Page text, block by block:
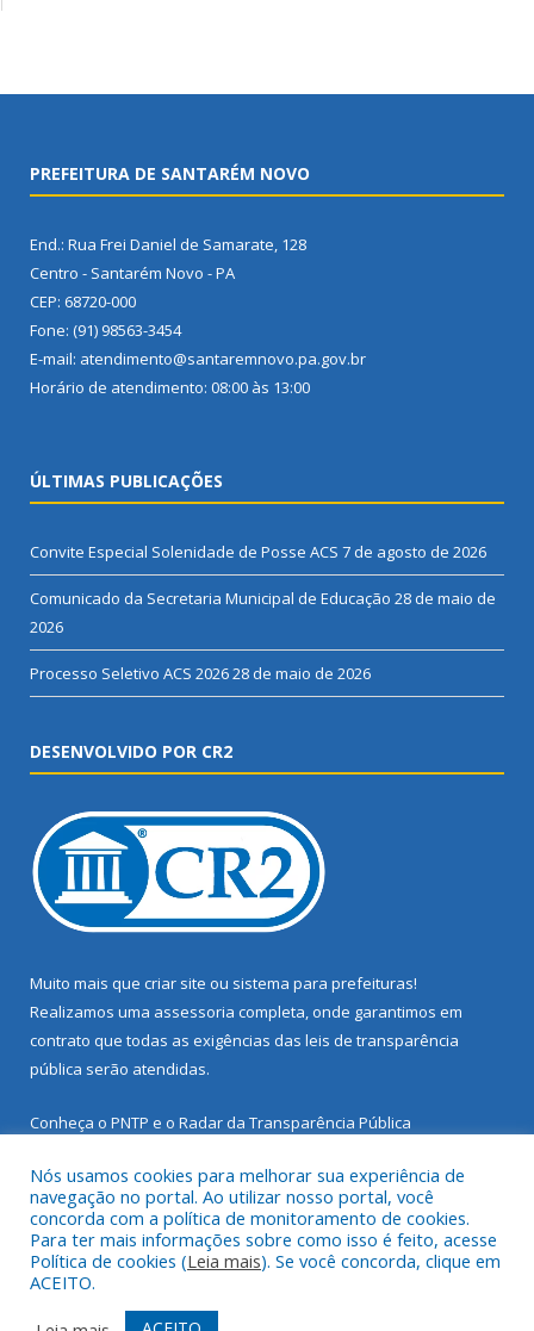
PREFEITURA DE SANTARÉM NOVO
End.: Rua Frei Daniel de Samarate, 128
Centro - Santarém Novo - PA
CEP: 68720-000
Fone: (91) 98563-3454
E-mail: atendimento@santaremnovo.pa.gov.br
Horário de atendimento: 08:00 às 13:00
ÚLTIMAS PUBLICAÇÕES
Convite Especial Solenidade de Posse ACS 7 de agosto de 2026
Comunicado da Secretaria Municipal de Educação 28 de maio de
2026
Processo Seletivo ACS 202628 de maio de 2026
DESENVOLVIDO POR CR2
Muito mais que criar site ou sistema para prefeituras!
Realizamos uma assessoria completa, onde garantimos em
contrato que todas as exigências das leis de transparência
pública serão atendidas.
Conheça o PNTP e o Radar da Transparência Pública
Todos os direitos reservados a Prefeitura Municipal de Santarém
Novo.
Mapa do Site Acessar Área Administrativa
Nós usamos cookies para melhorar sua experiência de
navegação no portal. Ao utilizar nosso portal, você
concorda com a política de monitoramento de cookies.
Para ter mais informações sobre como isso é feito, acesse
Política de cookies (Leia mais). Se você concorda, clique em
ACEITO.